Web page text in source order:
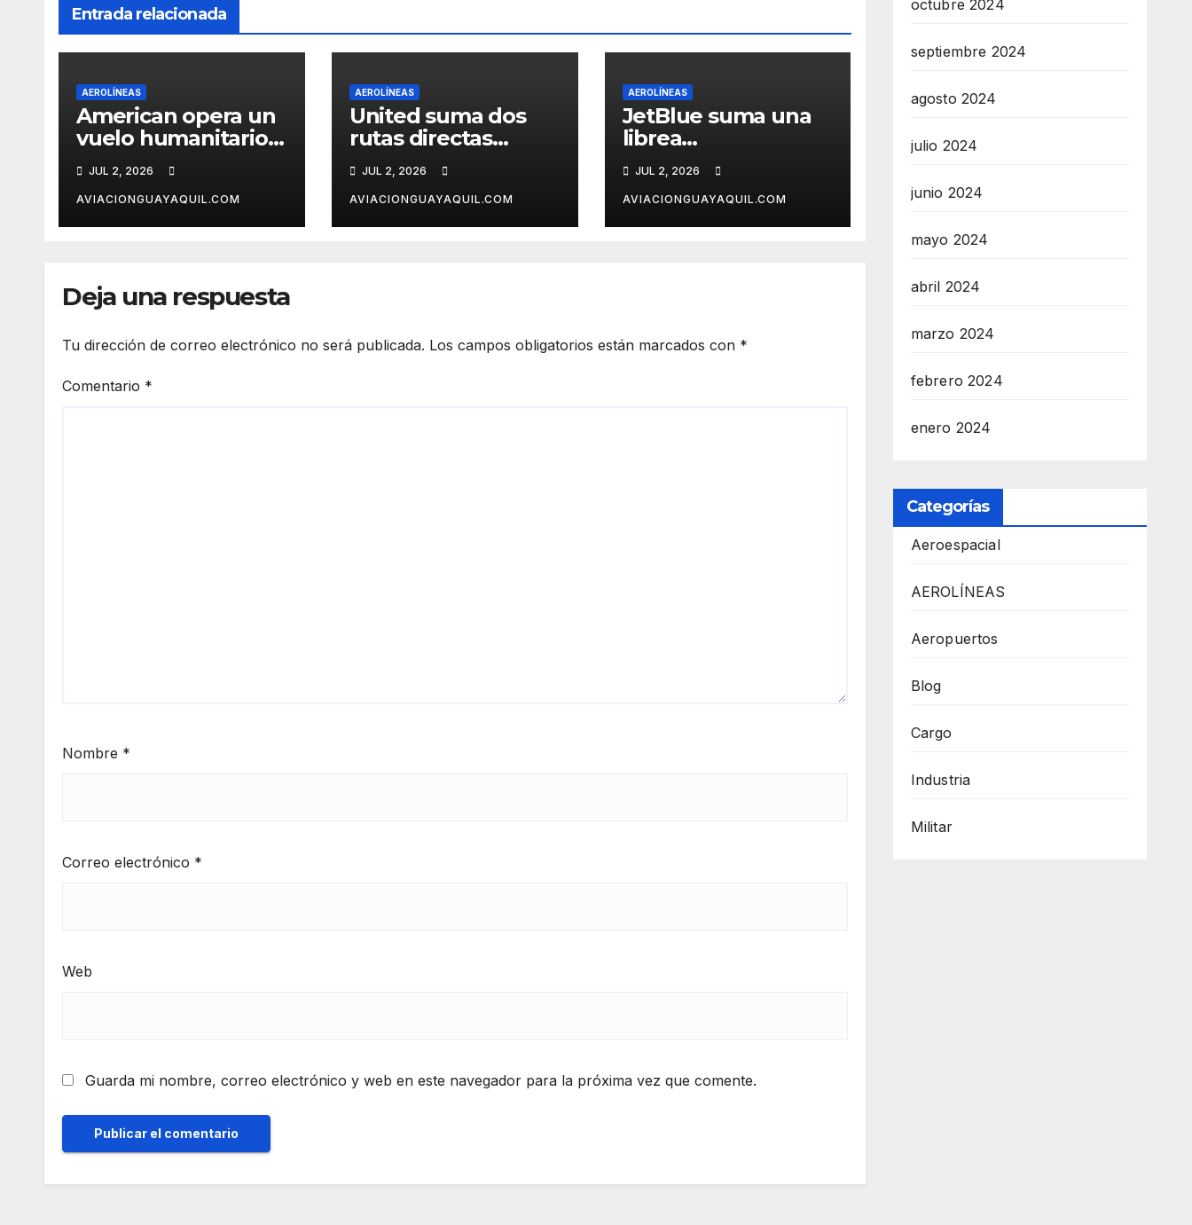
Entrada relacionada
AEROLÍNEAS
American opera un
vuelo humanitario a
terremoto en
Venezuela
JUL 2, 2026
AVIACIONGUAYAQUIL.COM
AEROLÍNEAS
United suma dos
rutas directas
Cartagena
JUL 2, 2026
AVIACIONGUAYAQUIL.COM
AEROLÍNEAS
JetBlue suma una
librea
el 250° aniversario
de Estados Unidos
JUL 2, 2026
AVIACIONGUAYAQUIL.COM
Deja una respuesta
Tu dirección de correo electrónico no será publicada. Los campos obligatorios están marcados con *
Comentario *
Nombre *
Correo electrónico *
Web
Guarda mi nombre, correo electrónico y web en este navegador para la próxima vez que comente.
octubre 2024
septiembre 2024
agosto 2024
julio 2024
junio 2024
mayo 2024
abril 2024
marzo 2024
febrero 2024
enero 2024
Categorías
Aeroespacial
AEROLÍNEAS
Aeropuertos
Blog
Cargo
Industria
Militar